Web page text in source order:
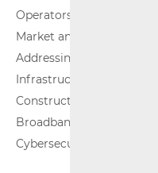
Operators and Services
Market analysis
Addressing and
Infrastructure
Construction Conditions
Broadband Competence
Cybersecurity